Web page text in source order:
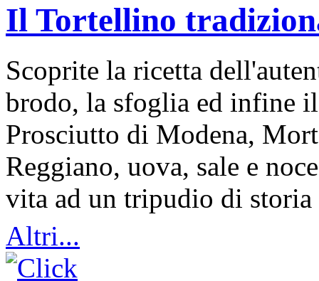
Il Tortellino
Scoprite la ricetta
brodo, la sfoglia ed infine
Prosciutto di Modena,
Reggiano, uova, sale e
vita ad un tripudio di storia
Altri...